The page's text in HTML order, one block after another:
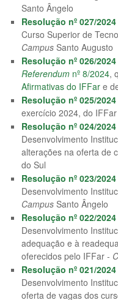
Santo Ângelo
Resolução nº 027/2024
Curso Superior de
Campus Santo Augusto
Resolução nº 026/2024
Referendum nº 8/2024,
Afirmativas do IFFar e
Resolução nº 025/2024
exercício 2024, do IFFar
Resolução nº 024/2024
Desenvolvimento
alterações na oferta de
do Sul
Resolução nº 023/2024
Desenvolvimento
Campus Santo Ângelo
Resolução nº 022/2024
Desenvolvimento
adequação e à
oferecidos pelo IFFar -
Resolução nº 021/2024
Desenvolvimento
oferta de vagas dos